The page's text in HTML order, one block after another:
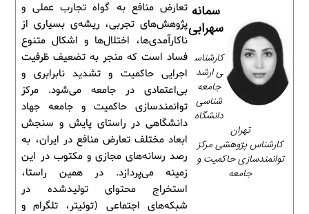
تعارض منافع به گواه تجارب عملی و
پژوهش‌های تجربی، ریشه‌ی بسیاری از
ناکارآمدی‌ها، اختلال‌ها و اشکال متنوع
فساد است که منجر به تضعیف ظرفیت
اجرایی حاکمیت و تشدید نابرابری و
بی‌اعتمادی در جامعه می‌شود. مرکز
توانمندسازی حاکمیت و جامعه جهاد
دانشگاهی در راستای پایش و سنجش
ابعاد مختلف تعارض منافع در ایران، به
رصد رسانه‌های مجازی و مکتوب در این
زمینه می‌پردازد. در همین راستا،
استخراج محتوای تولیدشده در
شبکه‌های اجتماعی (توئیتر، تلگرام و
سمانه
سهرابی
کارشناس
ی ارشد
جامعه‌
شناسی
دانشگاه
تهران
کارشناس پژوهشی مرکز
توانمندسازی حاکمیت و
جامعه